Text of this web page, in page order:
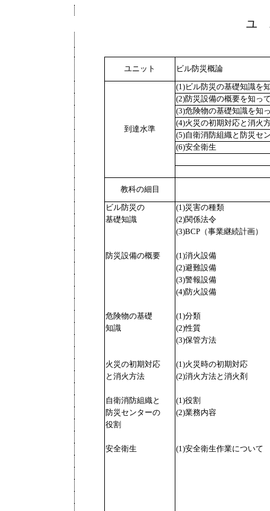
ユ
ユニット ビル防災概論
到達水準
(1)ビル防災の基礎知識を
(2)防災設備の概要を知っ
(3)危険物の基礎知識を知
(4)火災の初期対応と消火
(5)自衛消防組織と防災セ
(6)安全衛生
教科の細目
ビル防災の
(1)災害の種類
基礎知識
(2)関係法令
(3)BCP（事業継続計画）
防災設備の概要
(1)消火設備
(2)避難設備
(3)警報設備
(4)防火設備
危険物の基礎
(1)分類
知識
(2)性質
(3)保管方法
火災の初期対応
(1)火災時の初期対応
と消火方法
(2)消火方法と消火剤
自衛消防組織と
(1)役割
防災センターの
(2)業務内容
役割
安全衛生 (1)安全衛生作業について